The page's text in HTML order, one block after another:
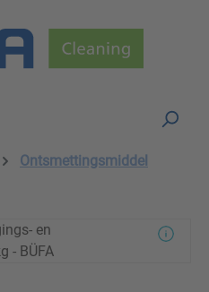
Ontsmettingsmiddel